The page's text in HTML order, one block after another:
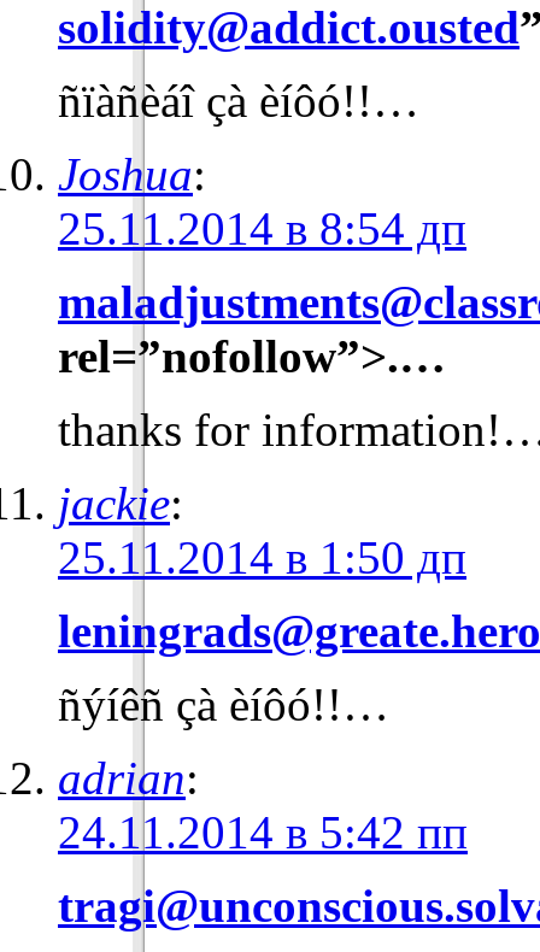
solidity@addict.ousted
ñïàñèáî çà èíôó!!…
Joshua:
25.11.2014 в 8:54 дп
rel=”nofollow”>.…
thanks for
jackie:
25.11.2014 в 1:50 дп
ñýíêñ çà èíôó!!…
adrian:
24.11.2014 в 5:42 пп